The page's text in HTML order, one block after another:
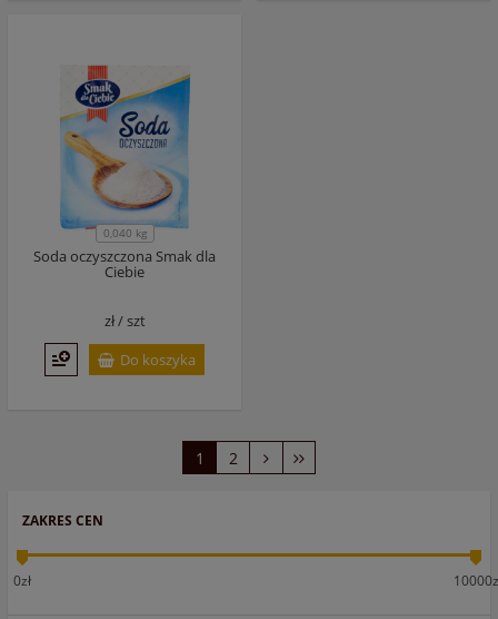
ZAKRES CEN
0zł
0,040 kg
Soda oczyszczona Smak dla
Ciebie
zł /szt
Do koszyka
1 2